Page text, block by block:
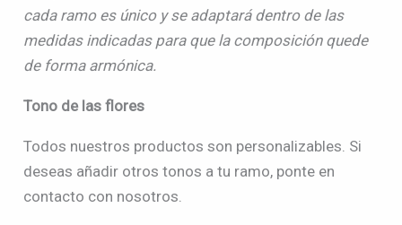
cada ramo es único y se adaptará dentro de las
medidas indicadas para que la composición quede
de forma armónica.
Tono de las flores
Todos nuestros productos son personalizables. Si
deseas añadir otros tonos a tu ramo, ponte en
contacto con nosotros.